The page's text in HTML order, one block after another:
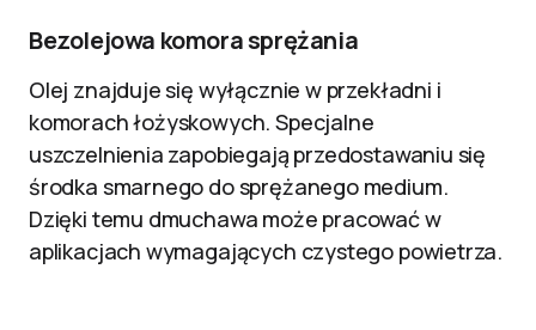
Bezolejowa komora sprężania
Olej znajduje się wyłącznie w przekładni i
komorach łożyskowych. Specjalne
uszczelnienia zapobiegają przedostawaniu się
środka smarnego do sprężanego medium.
Dzięki temu dmuchawa może pracować w
aplikacjach wymagających czystego powietrza.